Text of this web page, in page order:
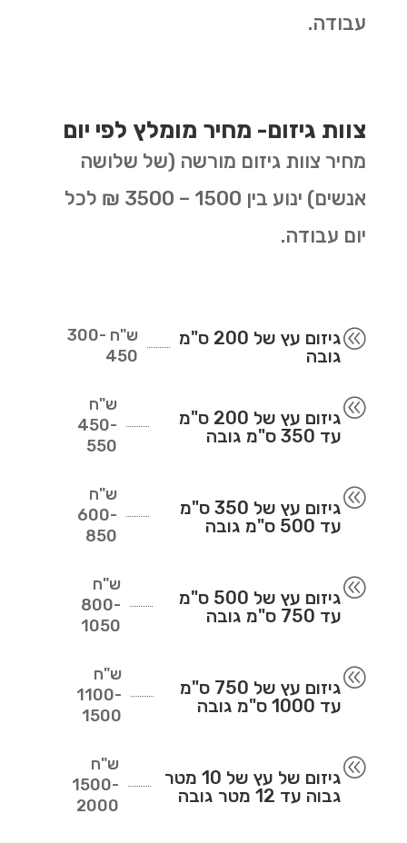
עבודה.
צוות גיזום- מחיר מומלץ לפי יום
מחיר צוות גיזום מורשה (של שלושה
אנשים) ינוע בין 1500 – 3500 ₪ לכל
יום עבודה.
@
גיזום עץ של 200 ס"מ
גובה
ש"ח 300-
450
@
גיזום עץ של 200 ס"מ
עד 350 ס"מ גובה
ש"ח
450-
550
@
גיזום עץ של 350 ס"מ
עד 500 ס"מ גובה
ש"ח
600-
850
@
גיזום עץ של 500 ס"מ
עד 750 ס"מ גובה
ש"ח
800-
1050
@
גיזום עץ של 750 ס"מ
עד 1000 ס"מ גובה
ש"ח
1100-
1500
@
גיזום של עץ של 10 מטר
גבוה עד 12 מטר גובה
ש"ח
1500-
2000